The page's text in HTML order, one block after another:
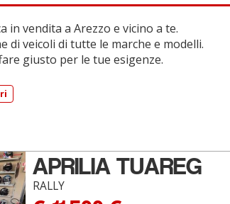
in vendita a Arezzo e vicino a te.
di veicoli di tutte le marche e modelli.
giusto per le tue esigenze.
APRILIA TUAREG
RALLY